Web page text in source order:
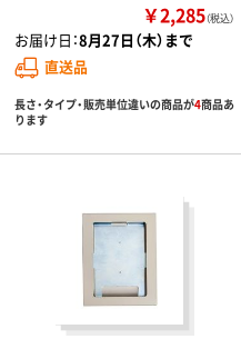
￥2,285（税込）
お届け日：8月27日（木）まで
直送品
長さ・タイプ・販売単位違いの商品が4商品あ
ります